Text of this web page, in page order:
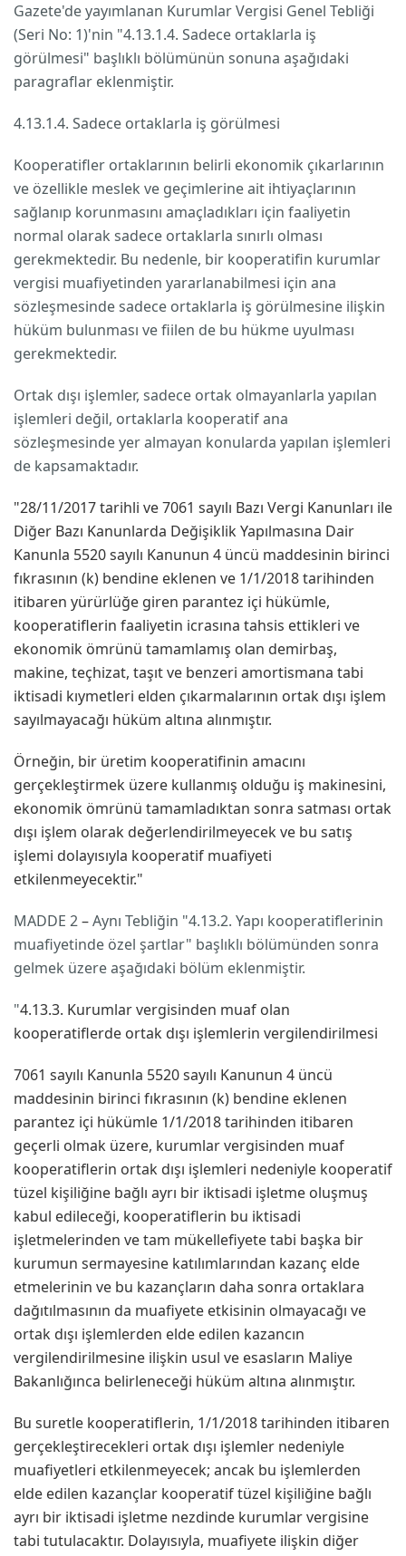
Gazete'de yayımlanan Kurumlar Vergisi Genel Tebliği
(Seri No: 1)'nin "4.13.1.4. Sadece ortaklarla iş
görülmesi" başlıklı bölümünün sonuna aşağıdaki
paragraflar eklenmiştir.
4.13.1.4. Sadece ortaklarla iş görülmesi
Kooperatifler ortaklarının belirli ekonomik çıkarlarının
ve özellikle meslek ve geçimlerine ait ihtiyaçlarının
sağlanıp korunmasını amaçladıkları için faaliyetin
normal olarak sadece ortaklarla sınırlı olması
gerekmektedir. Bu nedenle, bir kooperatifin kurumlar
vergisi muafiyetinden yararlanabilmesi için ana
sözleşmesinde sadece ortaklarla iş görülmesine ilişkin
hüküm bulunması ve fiilen de bu hükme uyulması
gerekmektedir.
Ortak dışı işlemler, sadece ortak olmayanlarla yapılan
işlemleri değil, ortaklarla kooperatif ana
sözleşmesinde yer almayan konularda yapılan işlemleri
de kapsamaktadır.
"28/11/2017 tarihli ve 7061 sayılı Bazı Vergi Kanunları ile
Diğer Bazı Kanunlarda Değişiklik Yapılmasına Dair
Kanunla 5520 sayılı Kanunun 4 üncü maddesinin birinci
fıkrasının (k) bendine eklenen ve 1/1/2018 tarihinden
itibaren yürürlüğe giren parantez içi hükümle,
kooperatiflerin faaliyetin icrasına tahsis ettikleri ve
ekonomik ömrünü tamamlamış olan demirbaş,
makine, teçhizat, taşıt ve benzeri amortismana tabi
iktisadi kıymetleri elden çıkarmalarının ortak dışı işlem
sayılmayacağı hüküm altına alınmıştır.
Örneğin, bir üretim kooperatifinin amacını
gerçekleştirmek üzere kullanmış olduğu iş makinesini,
ekonomik ömrünü tamamladıktan sonra satması ortak
dışı işlem olarak değerlendirilmeyecek ve bu satış
işlemi dolayısıyla kooperatif muafiyeti
etkilenmeyecektir."
MADDE 2–Aynı Tebliğin "4.13.2. Yapı kooperatiflerinin
muafiyetinde özel şartlar" başlıklı bölümünden sonra
gelmek üzere aşağıdaki bölüm eklenmiştir.
"4.13.3. Kurumlar vergisinden muaf olan
kooperatiflerde ortak dışı işlemlerin vergilendirilmesi
7061 sayılı Kanunla 5520 sayılı Kanunun 4 üncü
maddesinin birinci fıkrasının (k) bendine eklenen
parantez içi hükümle 1/1/2018 tarihinden itibaren
geçerli olmak üzere, kurumlar vergisinden muaf
kooperatiflerin ortak dışı işlemleri nedeniyle kooperatif
tüzel kişiliğine bağlı ayrı bir iktisadi işletme oluşmuş
kabul edileceği, kooperatiflerin bu iktisadi
işletmelerinden ve tam mükellefiyete tabi başka bir
kurumun sermayesine katılımlarından kazanç elde
etmelerinin ve bu kazançların daha sonra ortaklara
dağıtılmasının da muafiyete etkisinin olmayacağı ve
ortak dışı işlemlerden elde edilen kazancın
vergilendirilmesine ilişkin usul ve esasların Maliye
Bakanlığınca belirleneceği hüküm altına alınmıştır.
Bu suretle kooperatiflerin, 1/1/2018 tarihinden itibaren
gerçekleştirecekleri ortak dışı işlemler nedeniyle
muafiyetleri etkilenmeyecek; ancak bu işlemlerden
elde edilen kazançlar kooperatif tüzel kişiliğine bağlı
ayrı bir iktisadi işletme nezdinde kurumlar vergisine
tabi tutulacaktır. Dolayısıyla, muafiyete ilişkin diğer